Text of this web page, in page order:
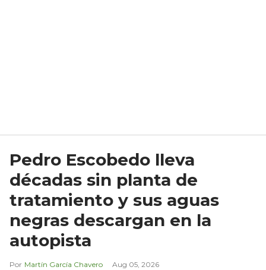
Pedro Escobedo lleva
décadas sin planta de
tratamiento y sus aguas
negras descargan en la
autopista
Martín García Chavero Aug 05, 2026